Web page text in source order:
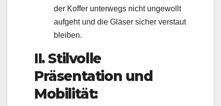
der Koffer unterwegs nicht ungewollt
aufgeht und die Gläser sicher verstaut
bleiben.
II. Stilvolle
Präsentation und
Mobilität: